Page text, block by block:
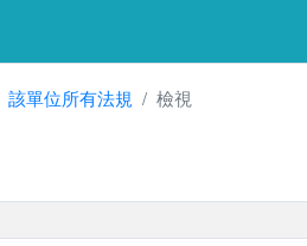
該單位所有法規 檢視